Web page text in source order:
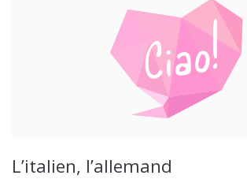
L’italien, l’allemand